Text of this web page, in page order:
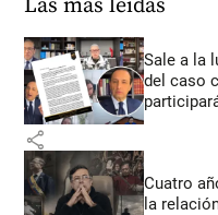
Las más leídas
Sale a la
del caso
share
Cuatro
la